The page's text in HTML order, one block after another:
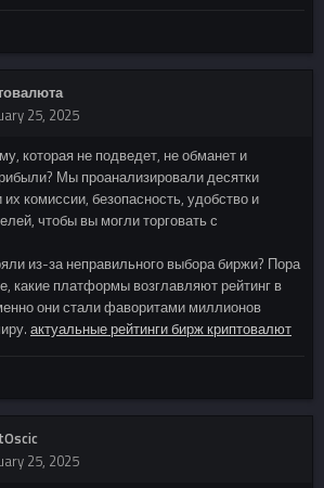
25, 2025
которая не подведет, не обманет и
Мы проанализировали десятки
комиссии, безопасность, удобство и
чтобы вы могли торговать с
из-за неправильного выбора биржи? Пора
какие платформы возглавляют рейтинг в
они стали фаворитами миллионов
актуальные рейтинги бирж криптовалют
25, 2025